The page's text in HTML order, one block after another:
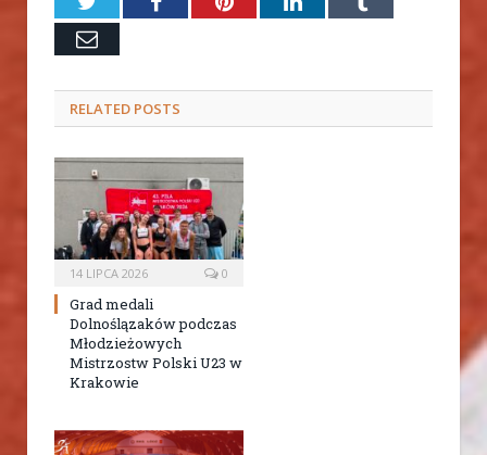
Email
RELATED POSTS
14 LIPCA 2026 0
Grad medali
Dolnoślązaków podczas
Młodzieżowych
Mistrzostw Polski U23 w
Krakowie